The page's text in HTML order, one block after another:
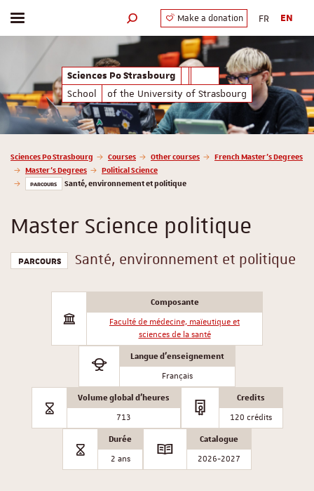
Sciences Po Strasbourg
School
of the University of Strasbourg
Toggle menu Search engine
Make a donation FR EN
Vous êtes ici :
Sciences Po Strasbourg Courses Other courses
French Master’s Degrees
Master’s Degrees
Political Science
PARCOURS Santé, environnement et politique
Master Science politique
PARCOURS Santé, environnement et politique
Composante
Faculté de médecine, maïeutique et
sciences de la santé
Langue d'enseignement
Français
Volume global d'heures
713
Credits
120 crédits
Durée
2 ans
Catalogue
2026-2027